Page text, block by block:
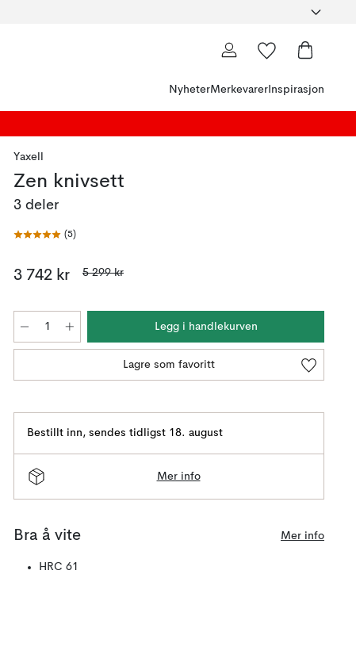
NyheterMerkevarer Inspirasjon
Yaxell
Zen knivsett
3 deler
(5)
3 742 kr 5 299 kr
Legg i handlekurven
Lagre som favoritt
Bestillt inn, sendes tidligst 18. august
Mer info
Bra å vite Mer info
HRC 61